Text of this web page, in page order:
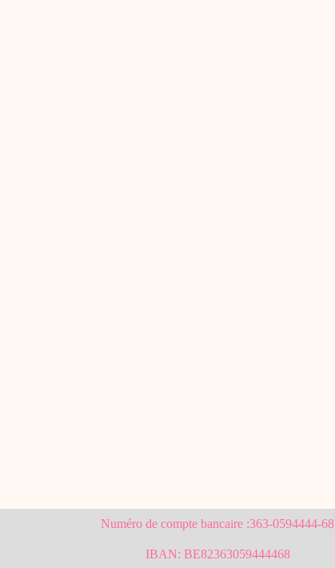
Numéro de compte bancaire :363-0594444-68
IBAN: BE82363059444468